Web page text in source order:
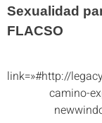
Sexualidad
FLACSO
link=»#http://
camino-